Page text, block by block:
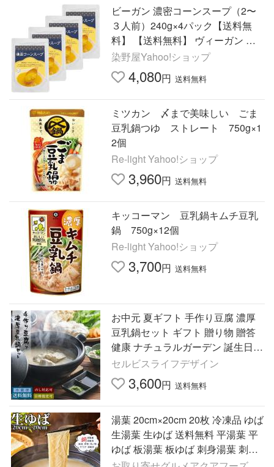
ビーガン 濃密コーンスープ（2〜
３人前）240g×4パック【送料無
料】 【送料無料】 ヴィーガン ダ
イエット 動物性原材料不使用 染野
屋
染野屋Yahoo!ショップ
4,080円 送料無料
ミツカン 〆まで美味しい ごま
豆乳鍋つゆ ストレート 750g×1
2個
Re-light Yahoo!ショップ
3,960円 送料無料
キッコーマン 豆乳鍋キムチ豆乳
鍋 750g×12個
Re-light Yahoo!ショップ
3,700円 送料無料
お中元 夏ギフト 手作り豆腐 濃厚
豆乳鍋セット ギフト 贈り物 贈答
健康 ナチュラルガーデン 誕生日
バースデー お祝い プチギフト プ
レゼント お菓子 スイーツ
セルビスライフデザイン
3,600円 送料無料
湯葉 20cm×20cm 20枚 冷凍品 ゆば
生湯葉 生ゆば 送料無料 平湯葉 平
ゆば 板湯葉 板ゆば 刺身湯葉 刺身
ゆば 引き上げ湯葉 湯葉鍋 豆乳鍋